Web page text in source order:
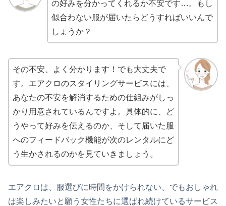
の好みを分かってくれるか不安です…。もし
似合わない服が届いたらどうすればいいんで
しょうか？
その不安、よく分かります！でも大丈夫で
す。エアクロのスタイリングサービスには、
あなたの不安を解消するための仕組みがしっ
かり用意されているんですよ。具体的に、ど
うやって好みを伝えるのか、そして届いた服
へのフィードバック機能が次のレンタルにど
う生かされるのかを見ていきましょう。
エアクロは、服選びに時間をかけられない、でもおしゃれ
は楽しみたいと願う女性たちに選ばれ続けているサービス